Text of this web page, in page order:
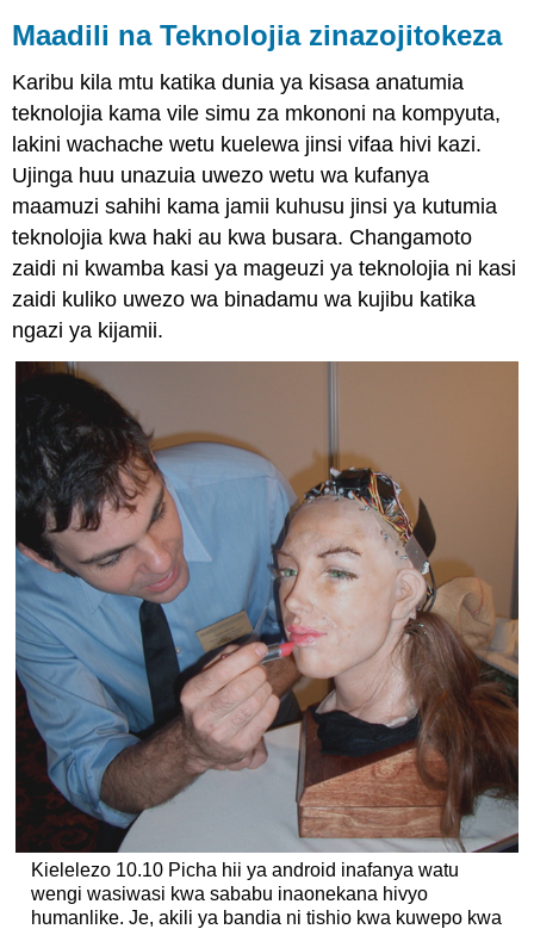
Maadili na Teknolojia zinazojitokeza
Karibu kila mtu katika dunia ya kisasa anatumia
teknolojia kama vile simu za mkononi na kompyuta,
lakini wachache wetu kuelewa jinsi vifaa hivi kazi.
Ujinga huu unazuia uwezo wetu wa kufanya
maamuzi sahihi kama jamii kuhusu jinsi ya kutumia
teknolojia kwa haki au kwa busara. Changamoto
zaidi ni kwamba kasi ya mageuzi ya teknolojia ni kasi
zaidi kuliko uwezo wa binadamu wa kujibu katika
ngazi ya kijamii.
Kielelezo 10.10 Picha hii ya android inafanya watu
wengi wasiwasi kwa sababu inaonekana hivyo
humanlike. Je, akili ya bandia ni tishio kwa kuwepo kwa